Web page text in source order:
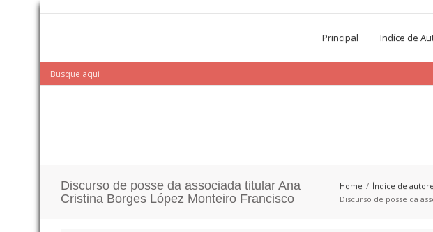
Principal Indíce de
Discurso de posse da associada titular Ana
Cristina Borges López Monteiro Francisco
Home Índice de
Discurso de posse da